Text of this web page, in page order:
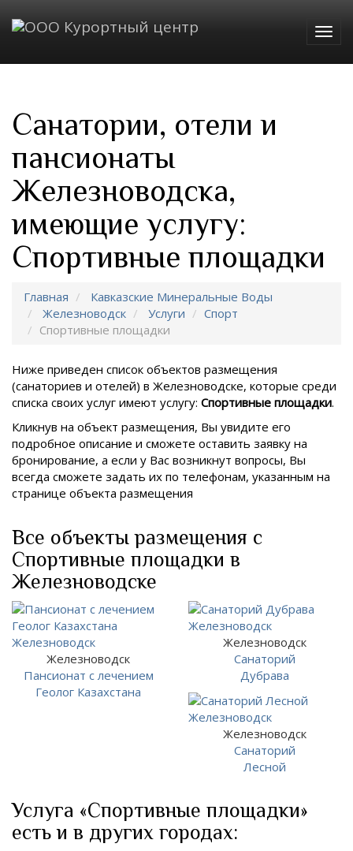
Санатории, отели и
пансионаты
Железноводска,
имеющие услугу:
Спортивные площадки
Главная
Кавказские Минеральные Воды
Железноводск
Услуги
Спорт
Спортивные площадки
Ниже приведен список объектов размещения
(санаториев и отелей) в Железноводске, которые среди
списка своих услуг имеют услугу: Спортивные площадки.
Кликнув на объект размещения, Вы увидите его
подробное описание и сможете оставить заявку на
бронирование, а если у Вас возникнут вопросы, Вы
всегда сможете задать их по телефонам, указанным на
странице объекта размещения
Все объекты размещения с
Спортивные площадки в
Железноводске
Железноводск
Пансионат с лечением
Геолог Казахстана
Железноводск
Санаторий
Дубрава
Железноводск
Санаторий
Лесной
Услуга «Спортивные площадки»
есть и в других городах: